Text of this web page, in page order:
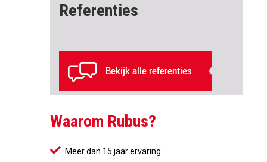
Referenties
Waarom Rubus?
Meer dan 15 jaar ervaring